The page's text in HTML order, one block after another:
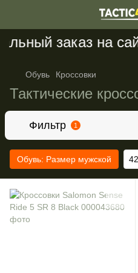
заказ на
Обувь Кроссовки
Тактические
Фильтр 1
Обувь: Размер мужской 42